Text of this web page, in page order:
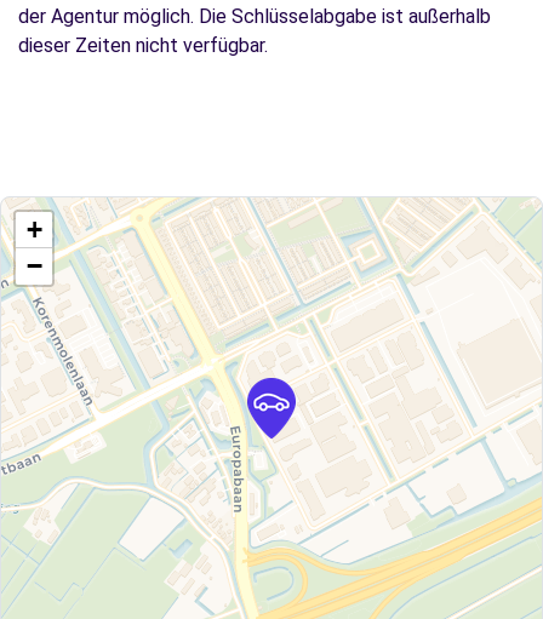
der Agentur möglich. Die Schlüsselabgabe ist außerhalb
dieser Zeiten nicht verfügbar.
+
−